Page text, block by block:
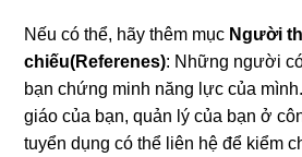
Nếu có thể, hãy thêm mục Người
chiếu(Referenes): Những người
bạn chứng minh năng lực của
giáo của bạn, quản lý của bạn ở
tuyển dụng có thể liên hệ để kiểm